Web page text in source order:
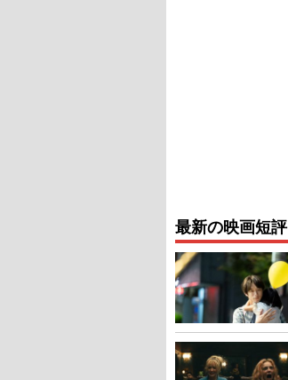
最新の映画短評